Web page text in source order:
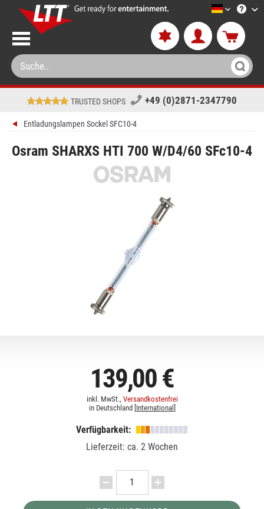
LTT-
TRUSTED SHOPS +49 (0)2871-2347790
Entladungslampen Sockel SFC10-4
Osram SHARXS HTI 700 W/D4/60 SFc10-4
139,00 €
inkl. MwSt., Versandkostenfrei
in Deutschland [ International
Verfügbarkeit:
Lieferzeit: ca. 2 Wochen